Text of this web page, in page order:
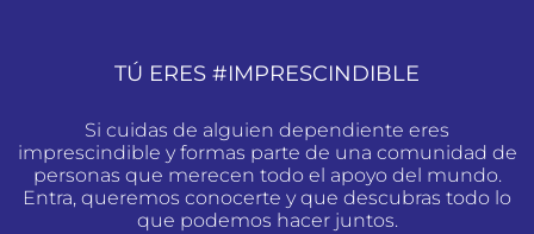
TÚ ERES #IMPRESCINDIBLE
Si cuidas de alguien dependiente eres
imprescindible y formas parte de una comunidad de
personas que merecen todo el apoyo del mundo.
Entra, queremos conocerte y que descubras todo lo
que podemos hacer juntos.